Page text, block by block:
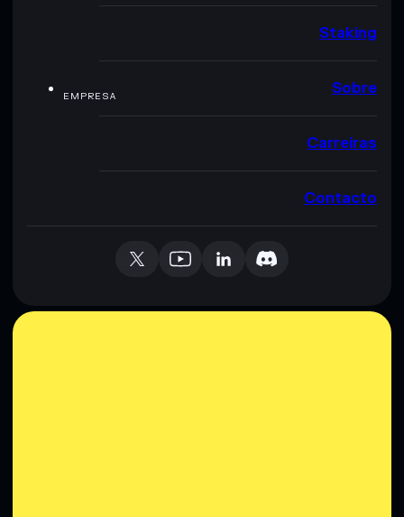
Staking
EMPRESA Sobre
Carreiras
Contacto